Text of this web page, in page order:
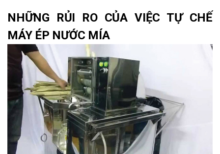
NHỮNG RỦI RO CỦA VIỆC TỰ CHẾ
MÁY ÉP NƯỚC MÍA